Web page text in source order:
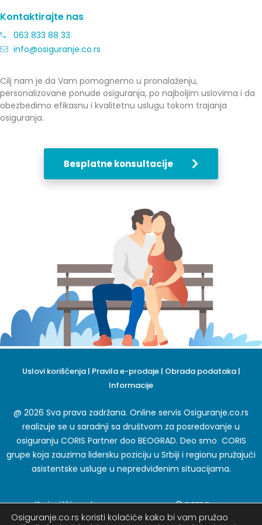
Kontaktirajte nas
063 833 88 33
info@osiguranje.co.rs
Cilj nam je da Vam pomognemo u pronalaženju,
personalizovane ponude osiguranja, po najboljim uslovima i da
obezbedimo efikasnu i kvalitetnu uslugu tokom trajanja
osiguranja.
Besplatne konsultacije
Uslovi korišćenja| Pravila e-prodaje| Obrada podataka|
Informacije
@ 2026 Sva prava zadržana. Online servis Osiguranje.co.rs
realizuje se u saradnji sa društvom za posredovanje u
osiguranju CORIS Partner doo BEOGRAD. Deo smo CORIS
grupe koja zauzima lidersku poziciju u Srbiji i regionu pružajući
asistentske usluge u nepredviđenim situacijama.
Korisnički centar
Blog
O nama
Karijera
Osiguranje.co.rs koristi kolačiće kako bi vam pružao